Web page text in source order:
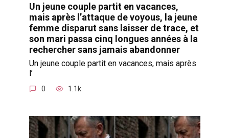
Un jeune couple partit en vacances,
mais après l’attaque de voyous, la jeune
femme disparut sans laisser de trace, et
son mari passa cinq longues années à la
rechercher sans jamais abandonner
Un jeune couple partit en vacances, mais après
l’
0 1.1k.